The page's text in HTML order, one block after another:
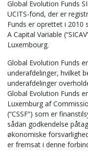
Global Evolution Funds
UCITS-fond, der er
Funds er oprettet i 2010
A Capital Variable
Luxembourg.
Global Evolution Funds
underafdelinger, hvilket
underafdelinger
Global Evolution Funds
Luxemburg af
(“CSSF”) som er
sådan godkendelse
økonomiske
er fremsat i denne